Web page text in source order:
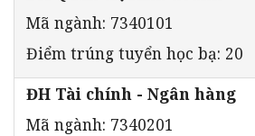
Mã ngành: 7340101
Điểm trúng tuyển học bạ: 20
ĐH Tài chính - Ngân hàng
Mã ngành: 7340201